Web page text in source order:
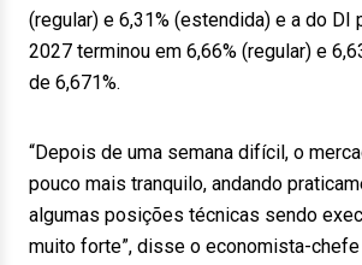
(regular) e 6,31% (estendida) e a do DI
2027 terminou em 6,66% (regular) e
de 6,671%.
“Depois de uma semana difícil, o
pouco mais tranquilo, andando
algumas posições técnicas sendo
muito forte”, disse o economista-chefe